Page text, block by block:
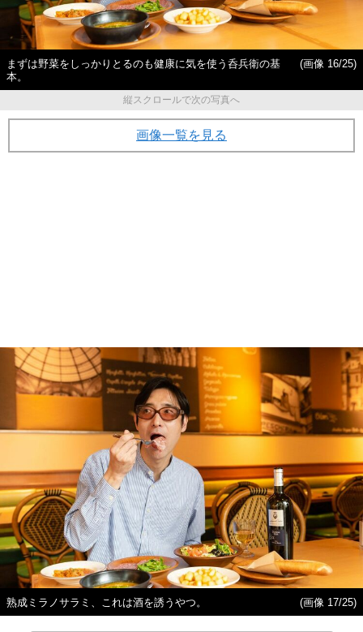
まずは野菜をしっかりとるのも健康に気を使う呑兵衛の基
本。
(画像 16/25)
縦スクロールで次の写真へ
画像一覧を見る
熟成ミラノサラミ、これは酒を誘うやつ。 (画像 17/25)